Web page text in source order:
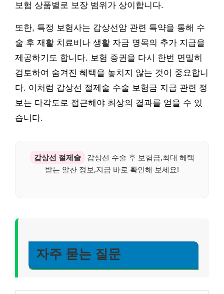
보험 상품별로 보장 범위가 상이합니다.
또한, 특정 보험사는 갑상선암 관련 특약을 통해 수
술 후 재활 치료비나 생활 자금 명목의 추가 지급을
제공하기도 합니다. 보험 증권을 다시 한번 면밀히
검토하여 숨겨진 혜택을 놓치지 않는 것이 중요합니
다. 이처럼 갑상선 절제술 수술 보험금 지급 관련 정
보는 다각도로 접근해야 최상의 결과를 얻을 수 있
습니다.
갑상선 절제술
갑상선 수술 후 보험금,최대 혜택
받는 알찬 정보,지금 바로 확인해 보세요!
자주 묻는 질문